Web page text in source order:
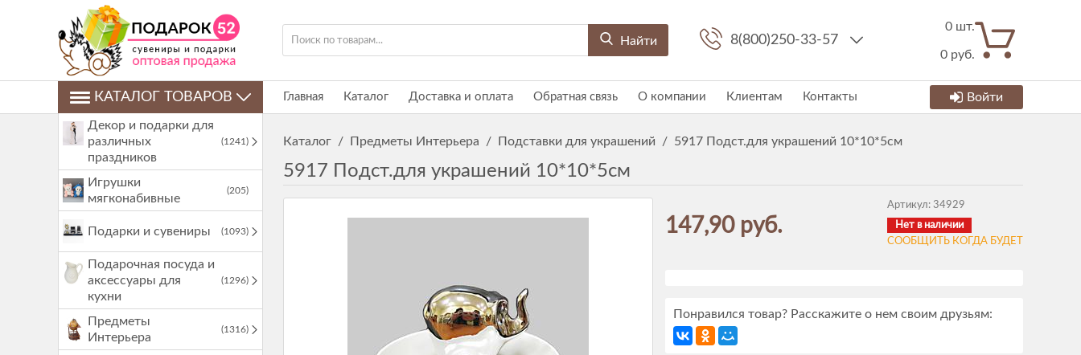
Найти 8(800)250-33-57
0 шт.
0 руб.
КАТАЛОГ ТОВАРОВ
Декор и подарки для
различных
праздников
(1241)
Игрушки
мягконабивные
(205)
Подарки и сувениры (1093)
Подарочная посуда и
аксессуары для
кухни
(1296)
Предметы
Интерьера
(1316)
Главная Каталог Доставка и оплата Обратная связь О компании Клиентам Контакты Войти
Каталог / Предметы Интерьера / Подставки для украшений / 5917 Подст.для украшений 10*10*5см
5917 Подст.для украшений 10*10*5см
147,90 руб.
Артикул: 34929
Нет в наличии
СООБЩИТЬ КОГДА БУДЕТ
Понравился товар? Расскажите о нем своим друзьям: